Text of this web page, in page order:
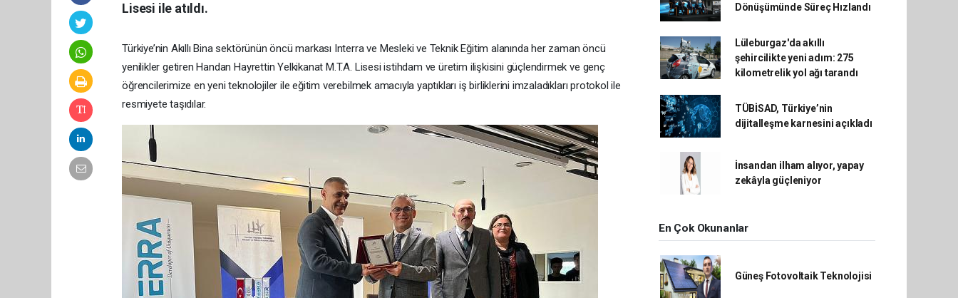
Lisesi ile atıldı.
Türkiye’nin Akıllı Bina sektörünün öncü markası Interra ve Mesleki ve Teknik Eğitim alanında her zaman öncü
yenilikler getiren Handan Hayrettin Yelkikanat M.T.A. Lisesi istihdam ve üretim ilişkisini güçlendirmek ve genç
öğrencilerimize en yeni teknolojiler ile eğitim verebilmek amacıyla yaptıkları iş birliklerini imzaladıkları protokol ile
resmiyete taşıdılar.
Dönüşümünde Süreç Hızlandı
Lüleburgaz'da akıllı
şehircilikte yeni adım: 275
kilometrelik yol ağı tarandı
TÜBİSAD, Türkiye’nin
dijitalleşme karnesini açıkladı
İnsandan ilham alıyor, yapay
zekâyla güçleniyor
En Çok Okunanlar
Güneş Fotovoltaik Teknolojisi